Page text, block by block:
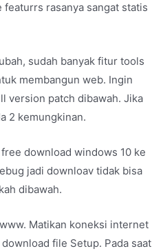
rasanya sangat statis
sudah banyak fitur tools
membangun web. Ingin
version patch dibawah. Jika
2 kemungkinan.
download windows 10 ke
jadi downloav tidak bisa
dibawah.
Matikan koneksi internet
file Setup. Pada saat